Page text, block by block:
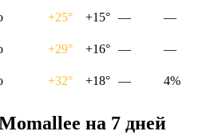
+25° +15° —
—
+29° +16° —
—
+32° +18° — 4%
на 7 дней